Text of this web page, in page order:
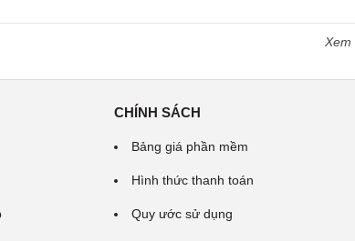
Xem
CHÍNH SÁCH
Bảng giá phần mềm
Hình thức thanh toán
Quy ước sử dụng